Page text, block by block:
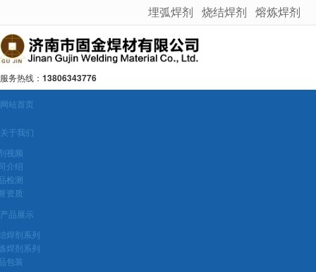
很遗憾，因您的浏览器版本过低导致无法获得最佳浏览体验，推荐下载安装谷歌浏览器！
埋弧焊剂 烧结焊剂 熔炼焊剂
服务热线： 13806343776
网站首页
关于我们
视频
介绍
检测
资质
产品展示
焊剂系列
焊剂系列
包装